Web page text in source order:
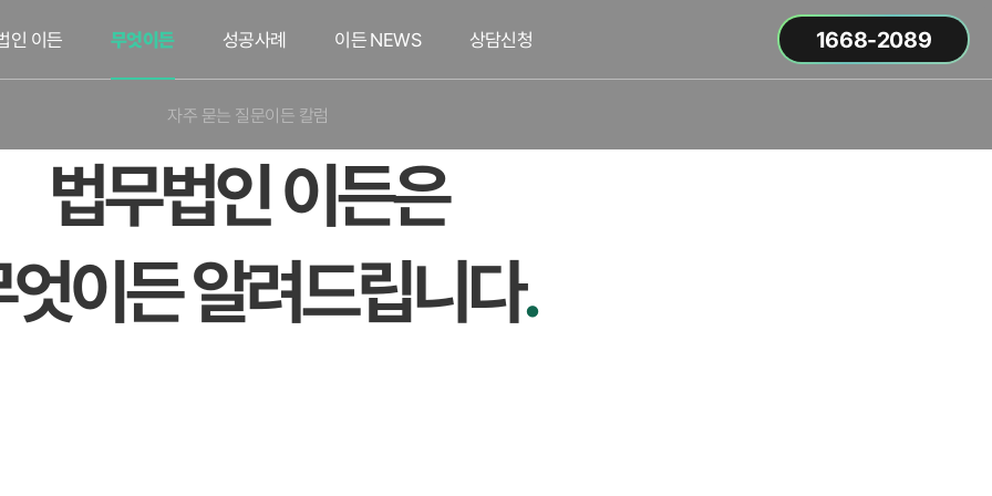
인 이든 무엇이든
자주 묻는 질문이든 칼럼
성공사례 이든 NEWS 상담신청 1668-2089
법무법인 이든은
이든 알려드립니다.